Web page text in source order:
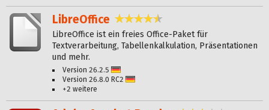
LibreOffice 4,5 Sterne
LibreOffice ist ein freies Office-Paket für
Textverarbeitung, Tabellenkalkulation, Präsentationen
und mehr.
Version 26.2.5
Version 26.8.0 RC2
+2 weitere